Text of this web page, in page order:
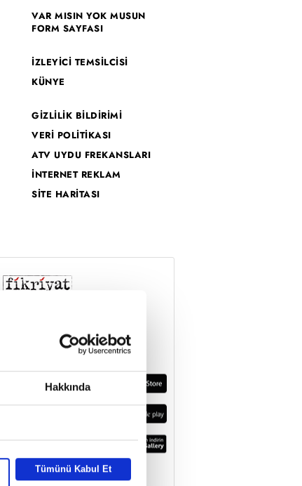
Hakkında
Tümünü Kabul Et
VAR MISIN YOK MUSUN
FORM SAYFASI
İZLEYİCİ TEMSİLCİSİ
KÜNYE
GİZLİLİK BİLDİRİMİ
VERİ POLİTİKASI
ATV UYDU FREKANSLARI
İNTERNET REKLAM
SİTE HARİTASI